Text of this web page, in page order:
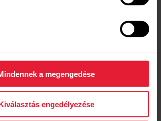
a megengedése
engedélyezése